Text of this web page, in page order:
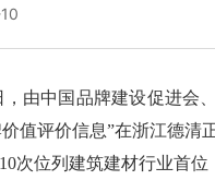
由中国品牌建设促进会
价值评价信息”在浙江德
次位列建筑建材行业首位